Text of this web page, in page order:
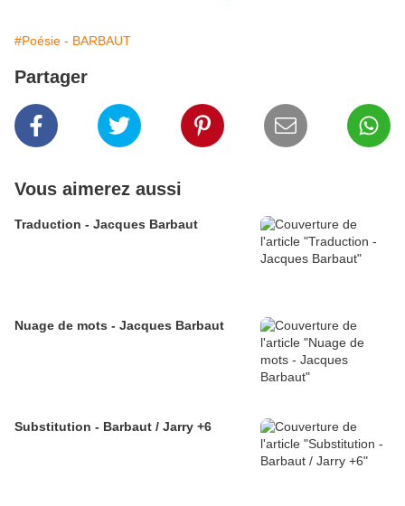
#Poésie - BARBAUT
Partager
Vous aimerez aussi
Traduction - Jacques Barbaut
Nuage de mots - Jacques Barbaut
Substitution - Barbaut / Jarry +6